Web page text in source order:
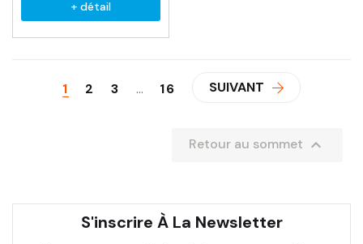
+ détail
1 2 3 … 16 SUIVANT
Retour au sommet 
S'inscrire À La Newsletter